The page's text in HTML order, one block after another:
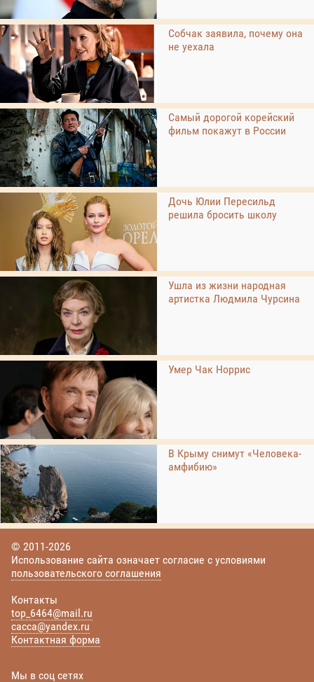
Собчак заявила, почему она
не уехала
Самый дорогой корейский
фильм покажут в России
Дочь Юлии Пересильд
решила бросить школу
Ушла из жизни народная
артистка Людмила Чурсина
Умер Чак Норрис
В Крыму снимут «Человека-
амфибию»
© 2011-2026
Использование сайта означает согласие с условиями
пользовательского соглашения
Контакты
top_6464@mail.ru
cacca@yandex.ru
Контактная форма
Мы в соц сетях